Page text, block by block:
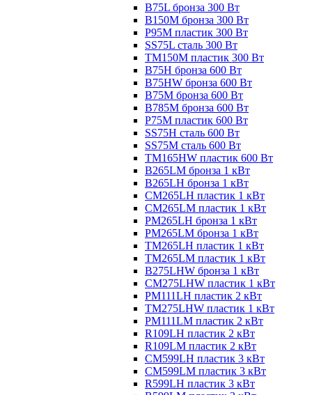
B75L бронза 300 Вт
B150M бронза 300 Вт
P95M пластик 300 Вт
SS75L сталь 300 Вт
TM150M пластик 300 Вт
B75H бронза 600 Вт
B75HW бронза 600 Вт
B75M бронза 600 Вт
B785M бронза 600 Вт
P75M пластик 600 Вт
SS75H сталь 600 Вт
SS75M сталь 600 Вт
TM165HW пластик 600 Вт
B265LM бронза 1 кВт
B265LH бронза 1 кВт
CM265LH пластик 1 кВт
CM265LM пластик 1 кВт
PM265LH бронза 1 кВт
PM265LM бронза 1 кВт
TM265LH пластик 1 кВт
TM265LM пластик 1 кВт
B275LHW бронза 1 кВт
CM275LHW пластик 1 кВт
PM111LH пластик 2 кВт
TM275LHW пластик 1 кВт
PM111LM пластик 2 кВт
R109LH пластик 2 кВт
R109LM пластик 2 кВт
CM599LH пластик 3 кВт
CM599LM пластик 3 кВт
R599LH пластик 3 кВт